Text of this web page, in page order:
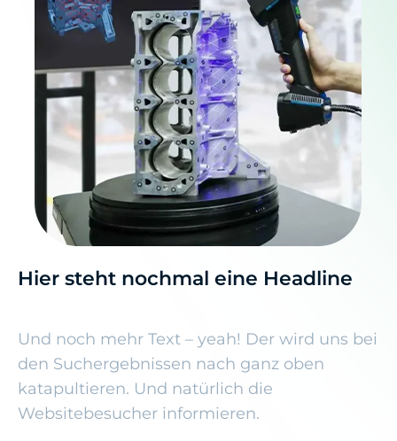
Hier steht nochmal eine Headline
Und noch mehr Text – yeah! Der wird uns bei
den Suchergebnissen nach ganz oben
katapultieren. Und natürlich die
Websitebesucher informieren.